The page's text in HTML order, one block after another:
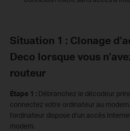
Situation 1 : Clonage
Deco lorsque vous
routeur
Étape 1 : Débranchez le décodeur
connectez votre ordinateur au
l’ordinateur dispose d’un accès
modem.